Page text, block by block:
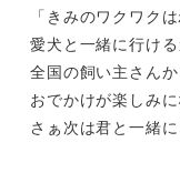
「きみのワクワク
愛犬と一緒に行け
全国の飼い主さん
おでかけが楽しみ
さぁ次は君と一緒